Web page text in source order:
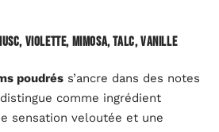
violette, mimosa, talc, vanille
poudrés s’ancre dans des notes
comme ingrédient
sensation veloutée et une